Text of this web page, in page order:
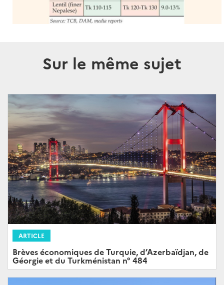
Sur le même sujet
ARTICLE
Brèves économiques de Turquie, d’Azerbaïdjan, de
Géorgie et du Turkménistan n° 484